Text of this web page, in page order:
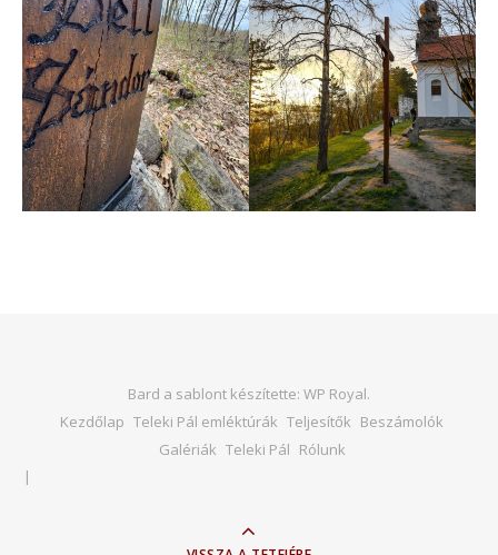
Bard a sablont készítette: WP Royal.
Kezdőlap Teleki Pál emléktúrák Teljesítők Beszámolók
Galériák Teleki Pál Rólunk